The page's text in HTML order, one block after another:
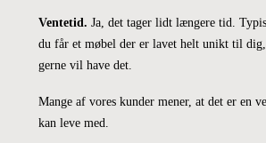
Ventetid. Ja, det tager lidt længere tid.
du får et møbel der er lavet helt unikt til
gerne vil have det.
Mange af vores kunder mener, at det er en
kan leve med.